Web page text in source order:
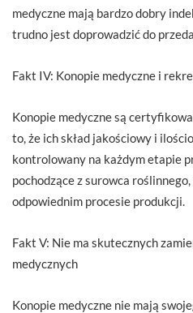
medyczne mają bardzo dobry
trudno jest doprowadzić do
Fakt IV: Konopie medyczne i
Konopie medyczne są
to, że ich skład jakościowy i
kontrolowany na każdym etapie
pochodzące z surowca
odpowiednim procesie produkcji.
Fakt V: Nie ma skutecznych
medycznych
Konopie medyczne nie mają